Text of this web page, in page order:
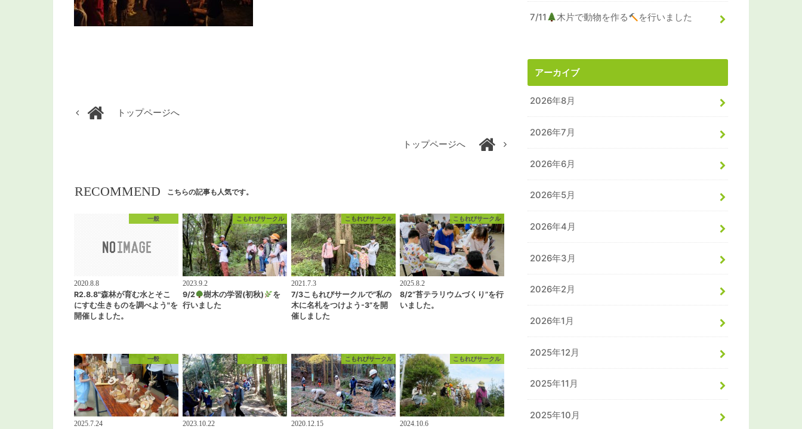
トップページへ
トップページへ
RECOMMEND こちらの記事も人気です。
一般
2020.8.8
R2.8.8"森林が育む水とそこ
にすむ生きものを調べよう"を
開催しました。
こもれびサークル
2023.9.2
9/2 樹木の学習(初秋)
を
行いました
こもれびサークル
2021.7.3
7/3こもれびサークルで”私の
木に名札をつけよう-3”を開
催しました
こもれびサークル
2025.8.2
8/2”苔テラリウムづくり”を行
いました。
一般
2025.7.24
一般
2023.10.22
こもれびサークル
2020.12.15
こもれびサークル
2024.10.6
7/11 木片で動物を作る を行いました
アーカイブ
2026年8月
2026年7月
2026年6月
2026年5月
2026年4月
2026年3月
2026年2月
2026年1月
2025年12月
2025年11月
2025年10月